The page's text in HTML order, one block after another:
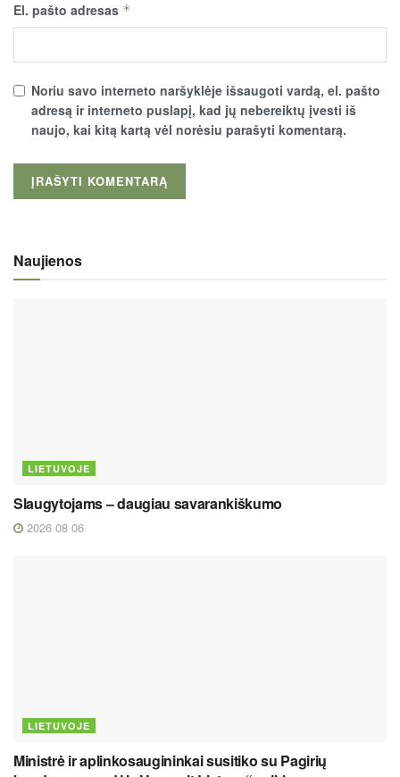
El. pašto adresas *
Noriu savo interneto naršyklėje išsaugoti vardą, el. pašto
adresą ir interneto puslapį, kad jų nebereiktų įvesti iš
naujo, kai kitą kartą vėl norėsiu parašyti komentarą.
Naujienos
LIETUVOJE
Slaugytojams – daugiau savarankiškumo
2026 08 06
LIETUVOJE
Ministrė ir aplinkosaugininkai susitiko su Pagirių